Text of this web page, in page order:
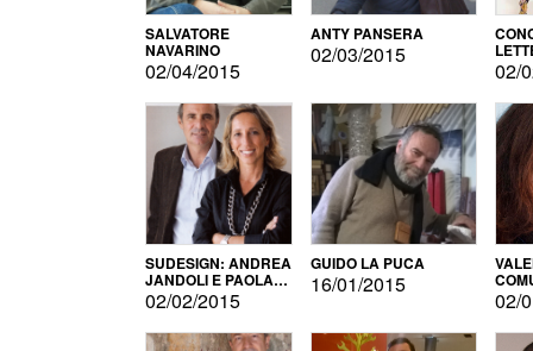
SALVATORE
NAVARINO
02/04/2015
ANTY PANSERA
02/03/2015
02/
SUDESIGN: ANDREA
JANDOLI E PAOLA
PISAPIA
02/02/2015
GUIDO LA PUCA
16/01/2015
02/